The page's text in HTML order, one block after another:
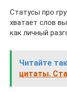
Статусы про
хватает слов
как личный
Читайте
цитаты.